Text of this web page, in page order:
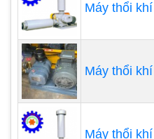
Đặc điểm máy thổi khí
Máy thổi khíđảm nhận
Máy thổi
Máy thổi
Máy thổi